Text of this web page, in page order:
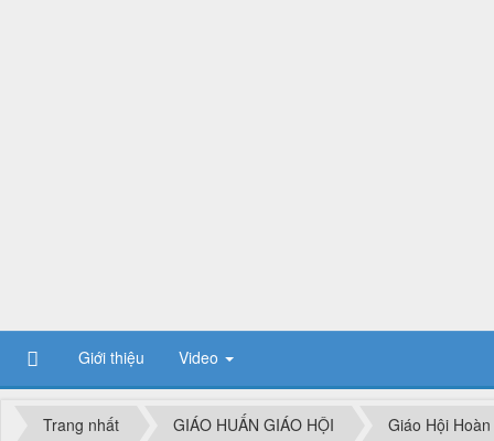
Giới thiệu Video
Trang nhất GIÁO HUẤN GIÁO HỘI Giáo Hội